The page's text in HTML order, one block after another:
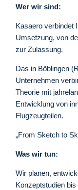
Wer wir sind:
Kasaero verbindet
Umsetzung, von
zur Zulassung.
Das in Böblingen
Unternehmen
Theorie mit
Entwicklung von
Flugzeugteilen.
„From Sketch to
Was wir tun:
Wir planen,
Konzeptstudien